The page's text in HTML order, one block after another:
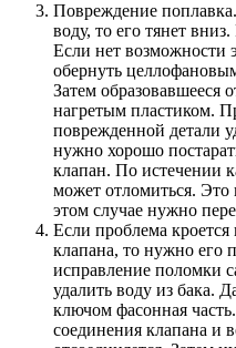
Повреждение
воду, то его тянет
Если нет возможности
обернуть
Затем образовавшееся
нагретым пластиком.
поврежденной детали
нужно хорошо
клапан. По истечении
может отломиться.
этом случае нужно
Если проблема
клапана, то нужно его
исправление поломки
удалить воду из бака.
ключом фасонная
соединения клапана и